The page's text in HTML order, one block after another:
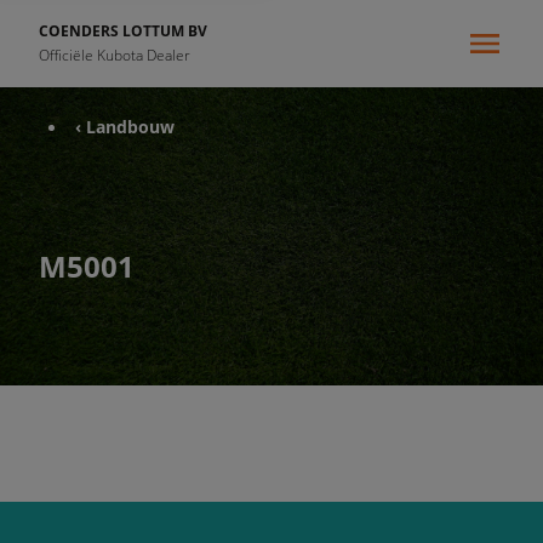
COENDERS LOTTUM BV
Officiële Kubota Dealer
‹ Landbouw
M5001